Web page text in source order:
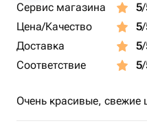
Сервис магазина 5
Цена/Качество
5
Доставка
5
Соответствие
5
Очень красивые, свежие